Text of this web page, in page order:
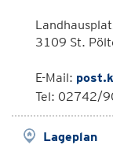
3109 St.
E-Mail:
Tel: 02742/
Lageplan